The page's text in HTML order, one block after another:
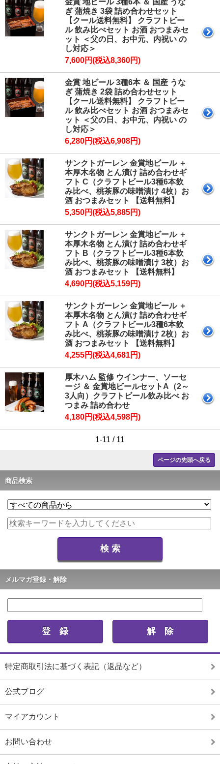
金賞 地ビール 3種6本 ＆ 国産 うな
ぎ 蒲焼き 3袋 詰め合わせセット
【クール送料無料】 クラフトビー
ル 飲み比べセット お酒 おつまみセ
ット ＜父の日、お中元、内祝い の
し対応＞
7,600円(税込8,360円)
金賞 地ビール 3種6本 ＆ 国産 うな
ぎ 蒲焼き 2袋 詰め合わせセット
【クール送料無料】 クラフトビー
ル 飲み比べセット お酒 おつまみセ
ット ＜父の日、お中元、内祝い の
し対応＞
6,280円(税込6,908円)
サンクトガーレン 金賞地ビール ＋
本厚木名物 とん漬け 詰め合わせギ
フト C（クラフトビール3種6本飲
み比べ、桃茶豚の味噌漬け 4枚）お
酒 おつまみセット 【送料無料】
5,350円(税込5,885円)
サンクトガーレン 金賞地ビール ＋
本厚木名物 とん漬け 詰め合わせギ
フト B（クラフトビール3種6本飲
み比べ、桃茶豚の味噌漬け 3枚）お
酒 おつまみセット 【送料無料】
4,690円(税込5,159円)
サンクトガーレン 金賞地ビール ＋
本厚木名物 とん漬け 詰め合わせギ
フト A（クラフトビール3種6本飲
み比べ、桃茶豚の味噌漬け 2枚）お
酒 おつまみセット 【送料無料】
4,255円(税込4,681円)
厚木ハム 監修 ウインナー、ソーセ
ージ ＆ 金賞地ビールセットA（2～
3人向）クラフトビール飲み比べ お
つまみ 詰め合わせ
4,180円(税込4,598円)
1-11 / 11
ページの先頭へ戻る
商品検索
メルマガ登録・解除
特定商取引法に基づく表記（返品など）
公式ブログ
マイアカウント
お問い合わせ